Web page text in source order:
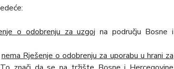
o odobrenju za uzgoj na području Bosne i
nema Rješenje o odobrenju za uporabu u hrani za